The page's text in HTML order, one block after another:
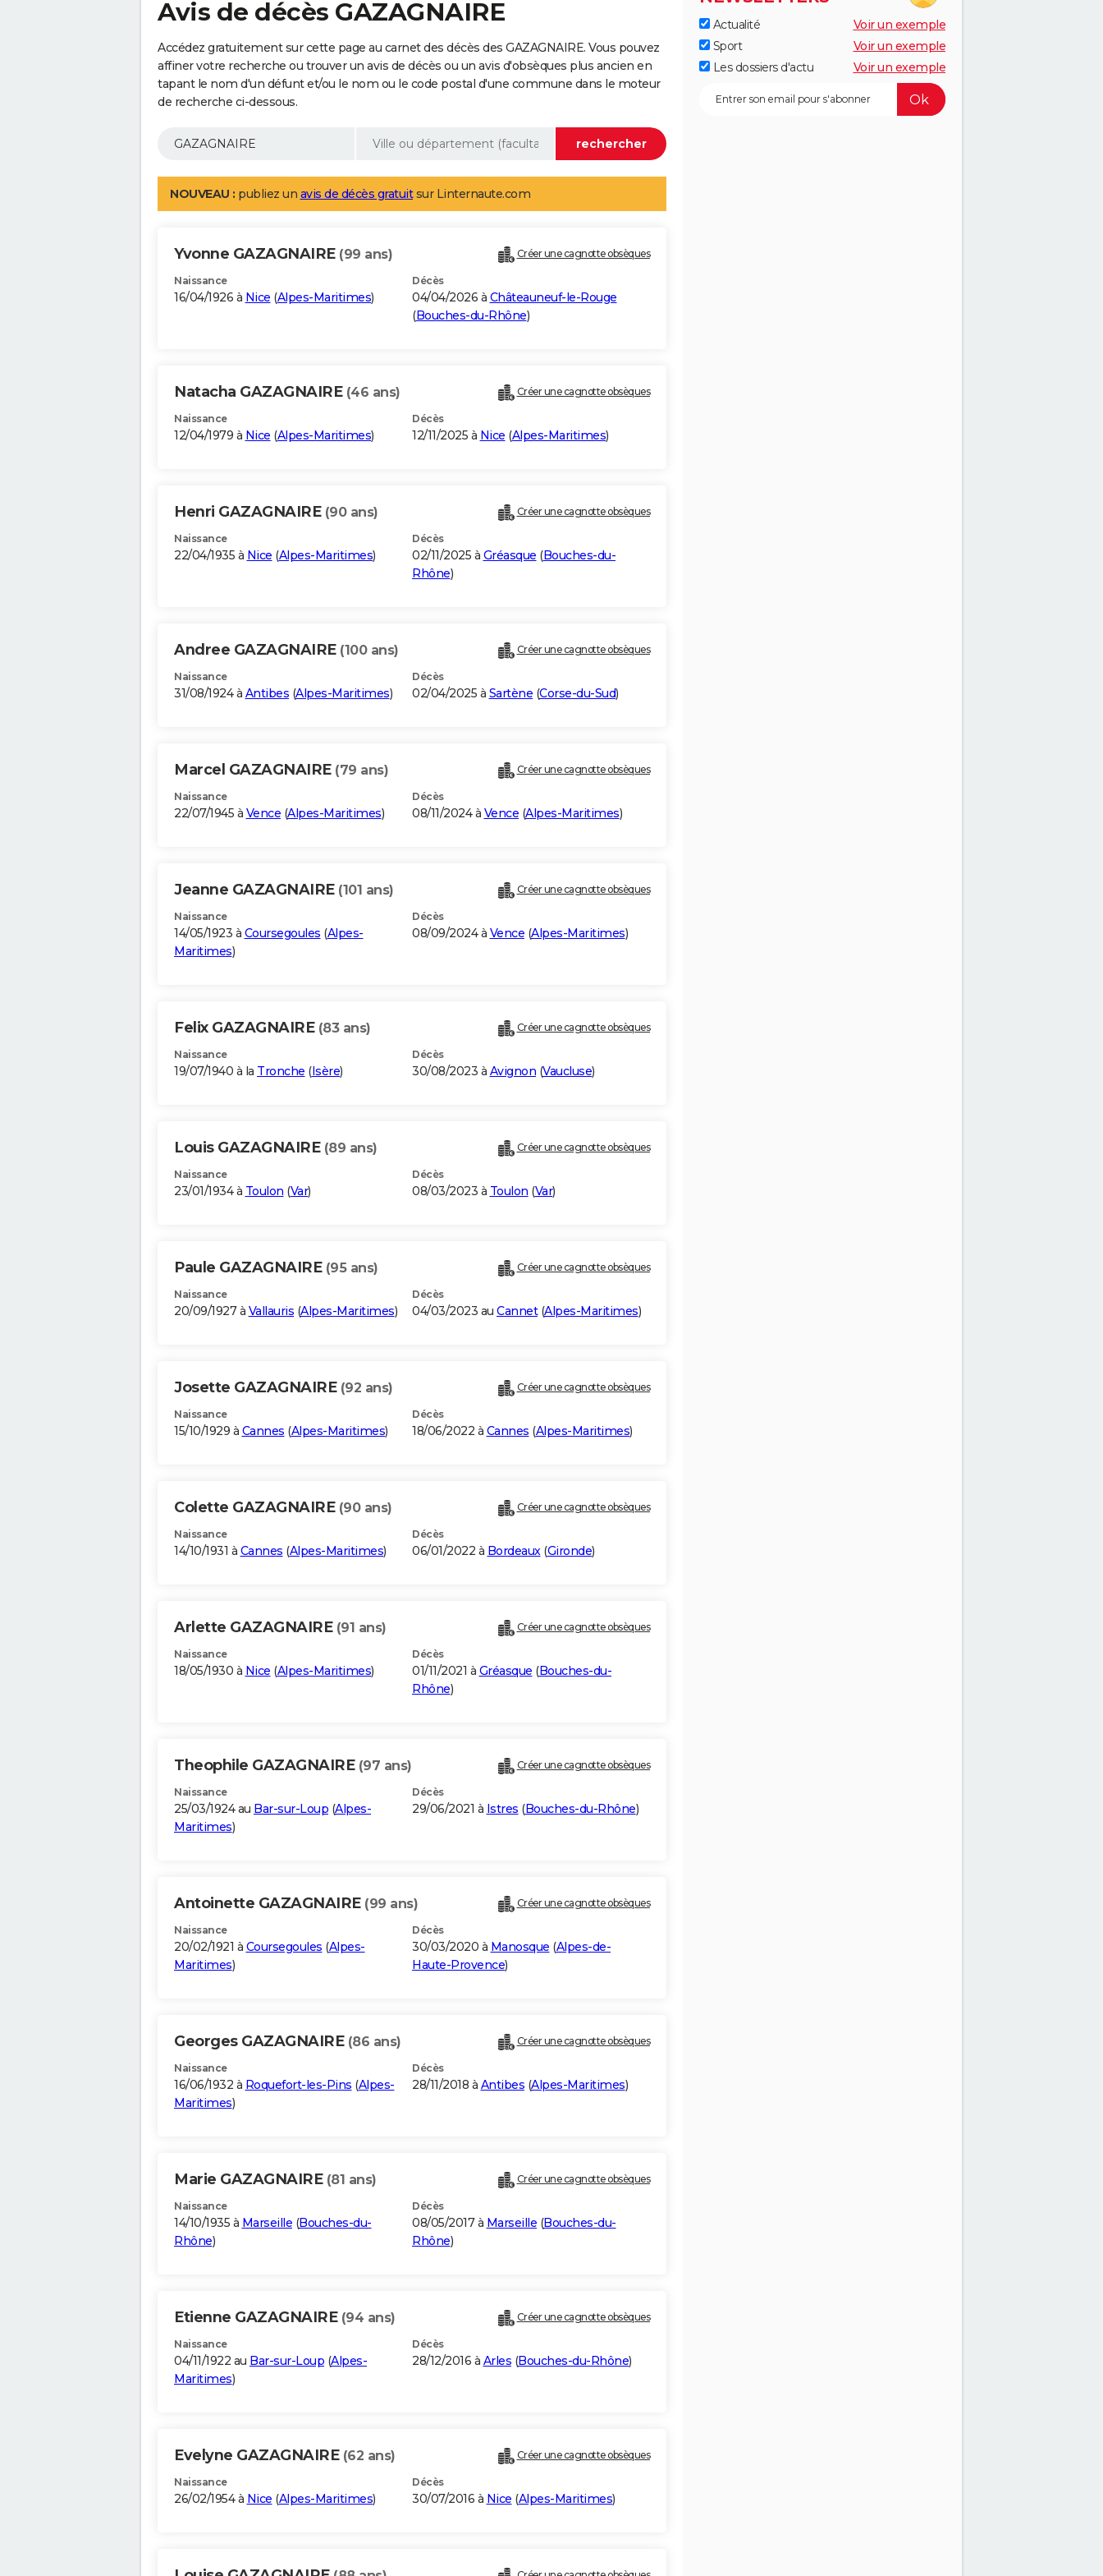
Avis de décès GAZAGNAIRE
Accédez gratuitement sur cette page au carnet des décès des GAZAGNAIRE. Vous pouvez
affiner votre recherche ou trouver un avis de décès ou un avis d'obsèques plus ancien en
tapant le nom d'un défunt et/ou le nom ou le code postal d'une commune dans le moteur
de recherche ci-dessous.
NOUVEAU : publiez un avis de décès gratuitsur Linternaute.com
Yvonne GAZAGNAIRE (99 ans) Créer une cagnotte obsèques
Naissance
16/04/1926 à Nice (Alpes-Maritimes)
Décès
04/04/2026 à Châteauneuf-le-Rouge
(Bouches-du-Rhône)
Natacha GAZAGNAIRE (46 ans) Créer une cagnotte obsèques
Naissance
12/04/1979 à Nice (Alpes-Maritimes)
Décès
12/11/2025 à Nice (Alpes-Maritimes)
Henri GAZAGNAIRE (90 ans) Créer une cagnotte obsèques
Naissance
22/04/1935 à Nice (Alpes-Maritimes)
Décès
02/11/2025 à Gréasque (Bouches-du-
Rhône)
Andree GAZAGNAIRE (100 ans) Créer une cagnotte obsèques
Naissance
31/08/1924 à Antibes (Alpes-Maritimes)
Décès
02/04/2025 à Sartène (Corse-du-Sud)
Marcel GAZAGNAIRE (79 ans) Créer une cagnotte obsèques
Naissance
22/07/1945 à Vence (Alpes-Maritimes)
Décès
08/11/2024 à Vence (Alpes-Maritimes)
Jeanne GAZAGNAIRE (101 ans) Créer une cagnotte obsèques
Naissance
14/05/1923 à Coursegoules (Alpes-
Maritimes)
Décès
08/09/2024 à Vence (Alpes-Maritimes)
Felix GAZAGNAIRE (83 ans) Créer une cagnotte obsèques
Naissance
19/07/1940 à la Tronche (Isère)
Décès
30/08/2023 à Avignon (Vaucluse)
Louis GAZAGNAIRE (89 ans) Créer une cagnotte obsèques
Naissance
23/01/1934 à Toulon (Var)
Décès
08/03/2023 à Toulon (Var)
Paule GAZAGNAIRE (95 ans) Créer une cagnotte obsèques
Naissance
20/09/1927 à Vallauris (Alpes-Maritimes)
Décès
04/03/2023 au Cannet(Alpes-Maritimes)
Josette GAZAGNAIRE (92 ans) Créer une cagnotte obsèques
Naissance
15/10/1929 à Cannes (Alpes-Maritimes)
Décès
18/06/2022 à Cannes (Alpes-Maritimes)
Colette GAZAGNAIRE (90 ans) Créer une cagnotte obsèques
Naissance
14/10/1931 à Cannes (Alpes-Maritimes)
Décès
06/01/2022 à Bordeaux(Gironde)
Arlette GAZAGNAIRE (91 ans) Créer une cagnotte obsèques
Naissance
18/05/1930 à Nice (Alpes-Maritimes)
Décès
01/11/2021 à Gréasque (Bouches-du-
Rhône)
Theophile GAZAGNAIRE (97 ans) Créer une cagnotte obsèques
Naissance
25/03/1924 au Bar-sur-Loup (Alpes-
Maritimes)
Décès
29/06/2021 à Istres (Bouches-du-Rhône)
Antoinette GAZAGNAIRE (99 ans) Créer une cagnotte obsèques
Naissance
20/02/1921 à Coursegoules (Alpes-
Maritimes)
Décès
30/03/2020 à Manosque (Alpes-de-
Haute-Provence)
Georges GAZAGNAIRE (86 ans) Créer une cagnotte obsèques
Naissance
16/06/1932 à Roquefort-les-Pins (Alpes-
Maritimes)
Décès
28/11/2018 à Antibes (Alpes-Maritimes)
Marie GAZAGNAIRE (81 ans) Créer une cagnotte obsèques
Naissance
14/10/1935 à Marseille (Bouches-du-
Rhône)
Décès
08/05/2017 à Marseille (Bouches-du-
Rhône)
Etienne GAZAGNAIRE (94 ans) Créer une cagnotte obsèques
Naissance
04/11/1922 au Bar-sur-Loup (Alpes-
Maritimes)
Décès
28/12/2016 à Arles (Bouches-du-Rhône)
Evelyne GAZAGNAIRE (62 ans) Créer une cagnotte obsèques
Naissance
26/02/1954 à Nice (Alpes-Maritimes)
Décès
30/07/2016 à Nice (Alpes-Maritimes)
Actualité
Voir un exemple
Sport
Voir un exemple
Les dossiers d'actu
Voir un exemple